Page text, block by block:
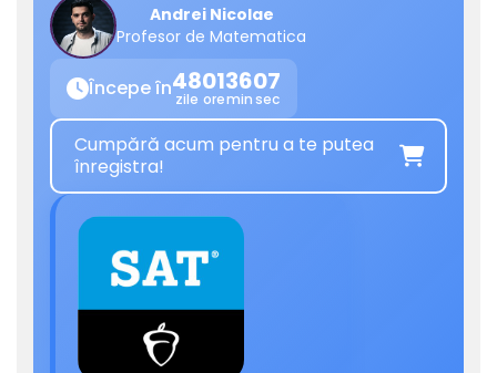
Andrei Nicolae
Profesor de Matematica
Începe în48
zile
01
ore
36
min
07
sec
Cumpără acum pentru a te putea
înregistra!
